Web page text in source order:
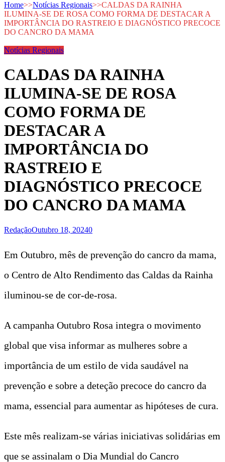
Home>>Notícias Regionais>>CALDAS DA RAINHA
ILUMINA-SE DE ROSA COMO FORMA DE DESTACAR A
IMPORTÂNCIA DO RASTREIO E DIAGNÓSTICO PRECOCE
DO CANCRO DA MAMA
Notícias Regionais
CALDAS DA RAINHA
ILUMINA-SE DE ROSA
COMO FORMA DE
DESTACAR A
IMPORTÂNCIA DO
RASTREIO E
DIAGNÓSTICO PRECOCE
DO CANCRO DA MAMA
RedaçãoOutubro 18, 20240
Em Outubro, mês de prevenção do cancro da mama,
o Centro de Alto Rendimento das Caldas da Rainha
iluminou-se de cor-de-rosa.
A campanha Outubro Rosa integra o movimento
global que visa informar as mulheres sobre a
importância de um estilo de vida saudável na
prevenção e sobre a deteção precoce do cancro da
mama, essencial para aumentar as hipóteses de cura.
Este mês realizam-se várias iniciativas solidárias em
que se assinalam o Dia Mundial do Cancro